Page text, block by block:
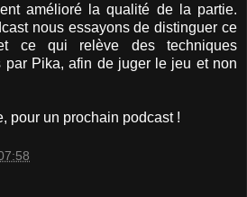
amélioré la qualité de la partie.
nous essayons de distinguer ce
ce qui relève des techniques
par Pika, afin de juger le jeu et non
pour un prochain podcast !